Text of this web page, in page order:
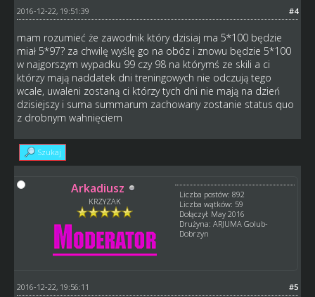
#4
2016-12-22, 19:51:39
mam rozumieć że zawodnik który dzisiaj ma 5*100 będzie
miał 5*97? za chwilę wyślę go na obóz i znowu będzie 5*100
w najgorszym wypadku 99 czy 98 na którymś ze skili a ci
którzy mają naddatek dni treningowych nie odczują tego
wcale, uwaleni zostaną ci którzy tych dni nie mają na dzień
dzisiejszy i suma summarum zachowany zostanie status quo
z drobnym wahnięciem
Szukaj
Arkadiusz
KRZYZAK
Liczba postów: 892
Liczba wątków: 59
Dołączył: May 2016
Drużyna: ARJUMA Golub-
Dobrzyn
#5
2016-12-22, 19:56:11